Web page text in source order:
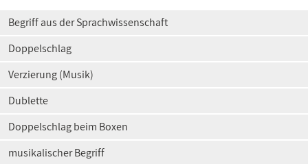
Begriff aus der Sprachwissenschaft
Doppelschlag
Verzierung (Musik)
Dublette
Doppelschlag beim Boxen
musikalischer Begriff